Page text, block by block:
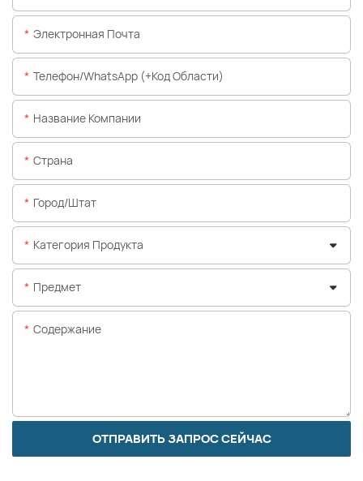
Электронная Почта
Телефон/WhatsApp (+код Области)
Название Компании
Страна
Город/штат
Категория Продукта
Предмет
Содержание
ОТПРАВИТЬ ЗАПРОС СЕЙЧАС